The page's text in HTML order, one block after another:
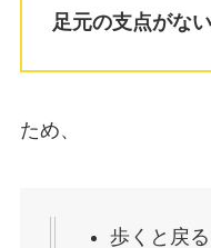
足元の支点がな
ため、
歩くと戻る